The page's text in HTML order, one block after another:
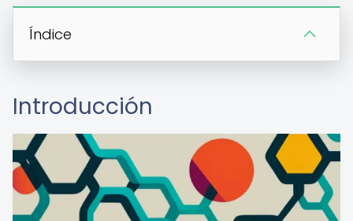
Índice
Introducción